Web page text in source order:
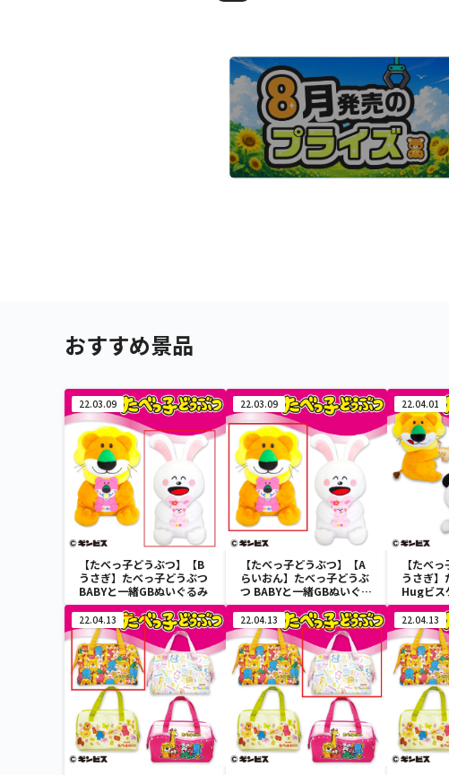
おすすめ景品
22.03.09
【たべっ子どうぶつ】【B
うさぎ】たべっ子どうぶつ
BABYと一緒GBぬいぐるみ
22.03.09
【たべっ子どうぶつ】【A
らいおん】たべっ子どうぶ
つ BABYと一緒GBぬいぐる
み
22.04.01
【たべ
うさぎ】
Hugビス
2
22.04.13 22.04.13 22.04.13